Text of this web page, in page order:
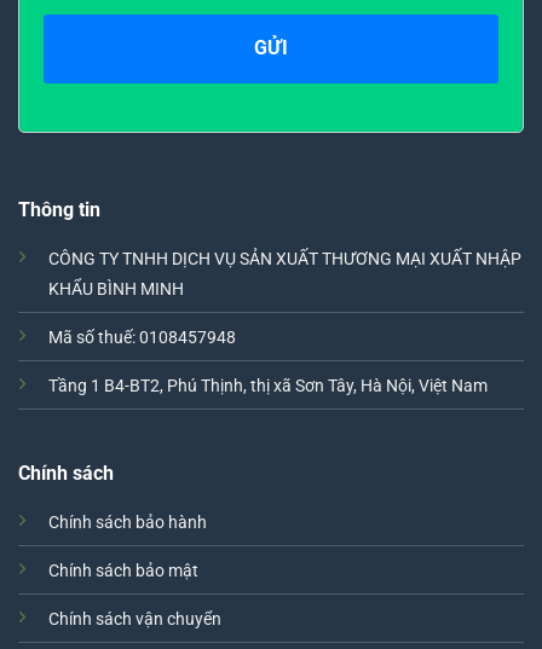
Thông tin
CÔNG TY TNHH DỊCH VỤ SẢN XUẤT THƯƠNG MẠI XUẤT NHẬP
KHẨU BÌNH MINH
Mã số thuế: 0108457948
Tầng 1 B4-BT2, Phú Thịnh, thị xã Sơn Tây, Hà Nội, Việt Nam
Chính sách
Chính sách bảo hành
Chính sách bảo mật
Chính sách vận chuyển